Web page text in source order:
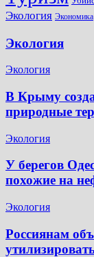
Экология Экономика
Экология
Экология
В Крыму
природные
Экология
У берегов
похожие на
Экология
Россиянам